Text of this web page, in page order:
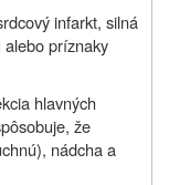
infarkt, silná
príznaky
hlavných
že
nádcha a